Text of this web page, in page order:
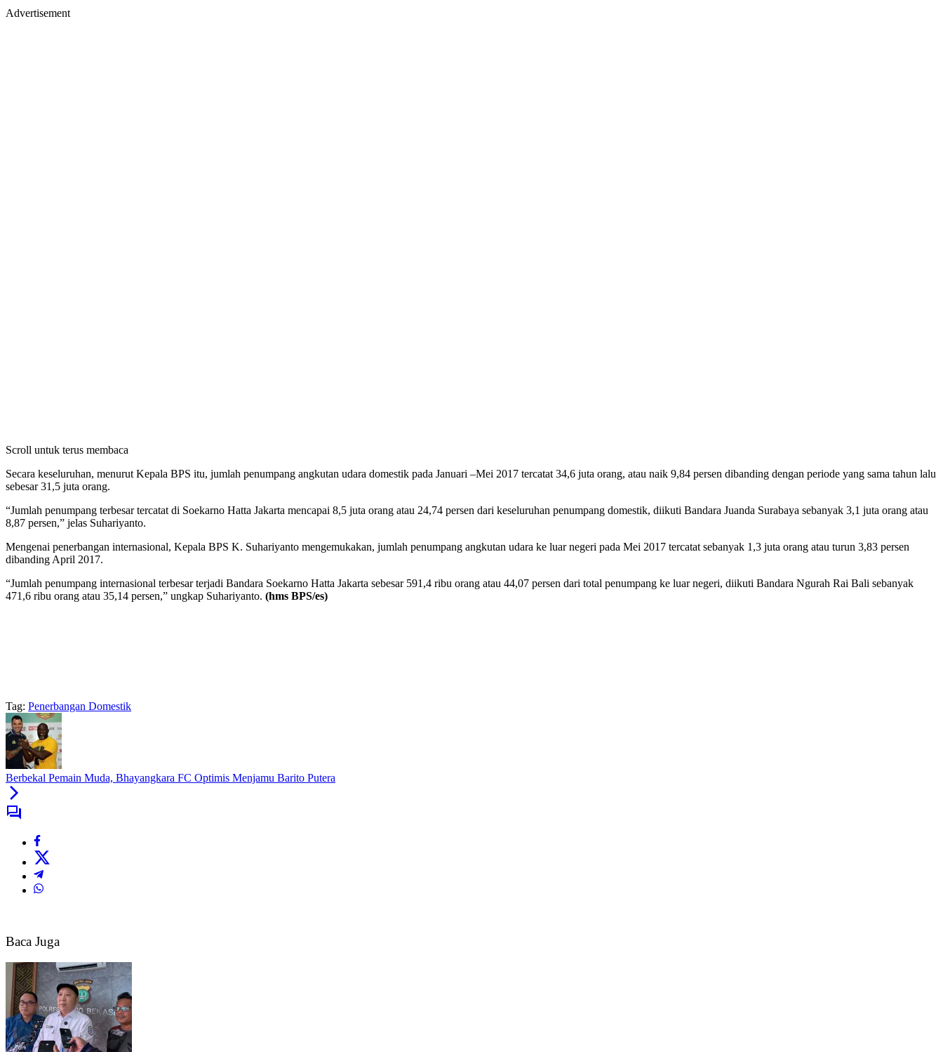
Advertisement
Scroll untuk terus membaca
Secara keseluruhan, menurut Kepala BPS itu, jumlah penumpang angkutan udara domestik pada Januari –Mei 2017 tercatat 34,6 juta orang, atau naik 9,84 persen dibanding dengan periode yang sama tahun lalu
sebesar 31,5 juta orang.
“Jumlah penumpang terbesar tercatat di Soekarno Hatta Jakarta mencapai 8,5 juta orang atau 24,74 persen dari keseluruhan penumpang domestik, diikuti Bandara Juanda Surabaya sebanyak 3,1 juta orang atau
8,87 persen,” jelas Suhariyanto.
Mengenai penerbangan internasional, Kepala BPS K. Suhariyanto mengemukakan, jumlah penumpang angkutan udara ke luar negeri pada Mei 2017 tercatat sebanyak 1,3 juta orang atau turun 3,83 persen
dibanding April 2017.
“Jumlah penumpang internasional terbesar terjadi Bandara Soekarno Hatta Jakarta sebesar 591,4 ribu orang atau 44,07 persen dari total penumpang ke luar negeri, diikuti Bandara Ngurah Rai Bali sebanyak
471,6 ribu orang atau 35,14 persen,” ungkap Suhariyanto. (hms BPS/es)
Tag: Penerbangan Domestik
Berbekal Pemain Muda, Bhayangkara FC Optimis Menjamu Barito Putera
Baca Juga